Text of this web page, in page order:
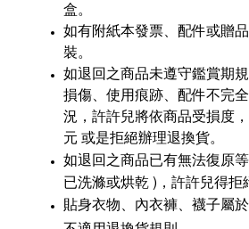
盒。
如有附紙本發票、配件或贈
裝。
如退回之商品未遵守鑑賞期
損傷、使用痕跡、配件不完
況，許許兒將依商品受損度
元 或是拒絕辦理退換貨。
如退回之商品已有無法復原
已洗滌或烘乾 )，許許兒得拒
貼身衣物、內衣褲、襪子屬